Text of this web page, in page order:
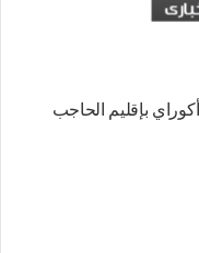
بإقليم الحاجب